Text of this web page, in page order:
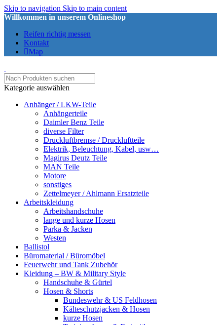
Skip to navigation Skip to main content
Willkommen in unserem Onlineshop
Reifen richtig messen
Kontakt
Map
Kategorie auswählen
Anhänger / LKW-Teile
Anhängerteile
Daimler Benz Teile
diverse Filter
Druckluftbremse / Druckluftteile
Elektrik, Beleuchtung, Kabel, usw…
Magirus Deutz Teile
MAN Teile
Motore
sonstiges
Zettelmeyer / Ahlmann Ersatzteile
Arbeitskleidung
Arbeitshandschuhe
lange und kurze Hosen
Parka & Jacken
Westen
Ballistol
Büromaterial / Büromöbel
Feuerwehr und Tank Zubehör
Kleidung – BW & Military Style
Handschuhe & Gürtel
Hosen & Shorts
Bundeswehr & US Feldhosen
Kälteschutzjacken & Hosen
kurze Hosen